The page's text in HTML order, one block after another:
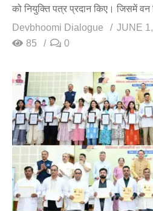
को नियुक्ति पत्र प्रदान किए। जिसमें
Devbhoomi Dialogue
JUNE
85
0